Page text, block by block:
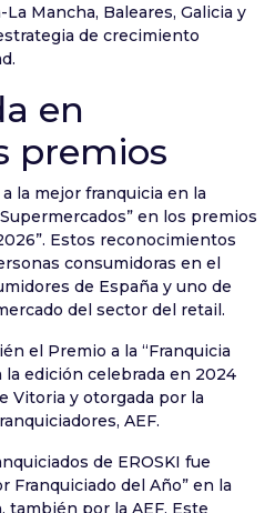
Mancha, Baleares, Galicia y
de crecimiento
en
premios
la mejor franquicia en la
en los premios
Estos reconocimientos
consumidoras en el
de España y uno de
del sector del retail.
el Premio a la “Franquicia
edición celebrada en 2024
Vitoria y otorgada por la
AEF.
de EROSKI fue
Franquiciado del Año” en la
también por la AEF. Este